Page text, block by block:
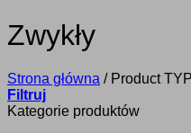
Zwykły
Strona główna / Product TYP
Filtruj
Kategorie produktów